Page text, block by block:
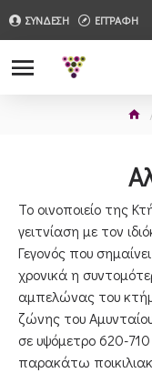
ΣΥΝΔΕΣΗ ΕΓΓΡΑΦΗ
Το οινοποιείο της
γειτνίαση με τον
Γεγονός που
χρονικά η
αμπελώνας του
ζώνης του
σε υψόμετρο 620-
παρακάτω